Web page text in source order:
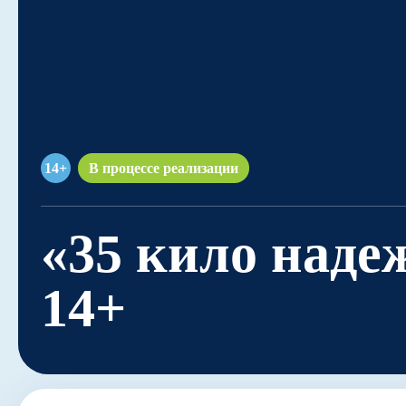
14+ В процессе реализации
«35 кило
14+